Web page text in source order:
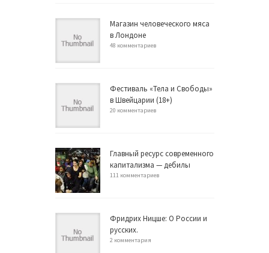
Магазин человеческого мяса
в Лондоне
48 комментариев
Фестиваль «Тела и Свободы»
в Швейцарии (18+)
20 комментариев
Главный ресурс современного
капитализма — дебилы
111 комментариев
Фридрих Ницше: О России и
русских.
2 комментария